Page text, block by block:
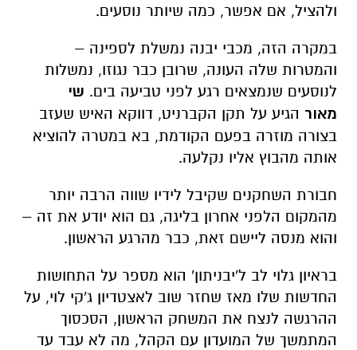
ולהציל, אם אפשר, כמה שיותר נוסעים.
במקרה הזה, מכבי יבנה נמשלת לספינה –
והמטרות שלה העונה, שרובן כבר נגוזו, נמשלות
לנוסעים שנמצאים רגע לפני טביעה בים. שי
מאור הגיע על תקן הקברניט, דווקא האיש שעזב
בצורה מוזרה בפעם הקודמת, בא במטרה להוציא
אותה מהבוץ אליו נקלעה.
חבורת השחקנים שקיבל לידיו שווה הרבה יותר
מהמקום הלפני אחרון בליגה, גם הוא יודע את זה –
והוא מנסה ליישם זאת, כבר מהרגע הראשון.
בראיון גלוי לב ל'יבניתון' הוא מספר על התחושות
החדשות שלו מאז שחזר שוב לאצטדיון ג'קי לוי, על
ההרגשה לנצח את המשחק הראשון, הסכסוך
המתמשך של המועדון עם הקהל, מה לא עבד עד